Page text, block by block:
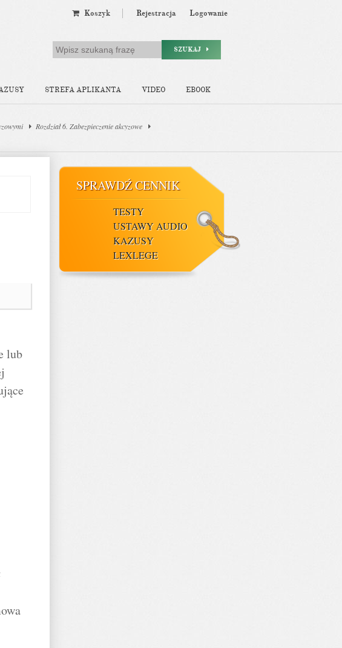
Koszyk Rejestracja Logowanie
SZUKAJ
STREFA APLIKANTA VIDEO EBOOK
Rozdział 6. Zabezpieczenie akcyzowe
lub
SPRAWDŹ CENNIK
TESTY
USTAWY AUDIO
KAZUSY
LEXLEGE